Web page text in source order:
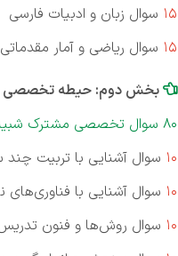
15 سوال زبان و ادبیات فارسی
15 سوال ریاضی و آمار مقدماتی
 بخش دوم: حیطه تخصصی
80 سوال تخصصی مشترک شبیه‌ساز دبیری و هنرآموز "با پاسخ تشریحی"
10 سوال آشنایی با تربیت
10 سوال آشنایی با فناوری‌های
10 سوال روش‌ها و فنون